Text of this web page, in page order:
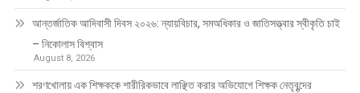
আন্তর্জাতিক আদিবাসী দিবস ২০২৬: ন্যায়বিচার, সমঅধিকার ও জাতিসত্ত্বার স্বীকৃতি চাই
– নিকোলাস বিশ্বাস
August 8, 2026
শরণখোলায় এক শিক্ষককে শারীরিকভাবে লাঞ্ছিত করার অভিযোগে শিক্ষক নেতৃবৃন্দের